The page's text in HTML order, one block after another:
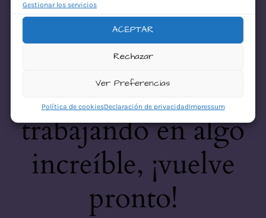
Gestionar los servicios
ACEPTAR
Rechazar
Ver Preferencias
Política de cookiesDeclaración de privacidadImpressum
¡Disculpa este
desastre! Estamos
trabajando en algo
increíble, ¡vuelve
pronto!